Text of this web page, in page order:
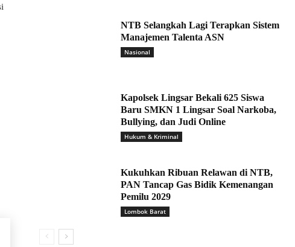
NTB Selangkah Lagi Terapkan Sistem
Manajemen Talenta ASN
Nasional
Kapolsek Lingsar Bekali 625 Siswa
Baru SMKN 1 Lingsar Soal Narkoba,
Bullying, dan Judi Online
Hukum & Kriminal
Kukuhkan Ribuan Relawan di NTB,
PAN Tancap Gas Bidik Kemenangan
Pemilu 2029
Lombok Barat